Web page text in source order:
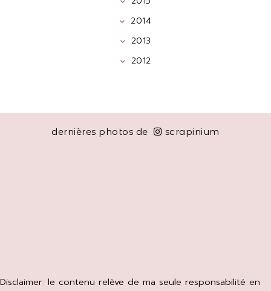
2014
2013
2012
dernières photos de scrapinium
Disclaimer: le contenu relève de ma seule responsabilité en